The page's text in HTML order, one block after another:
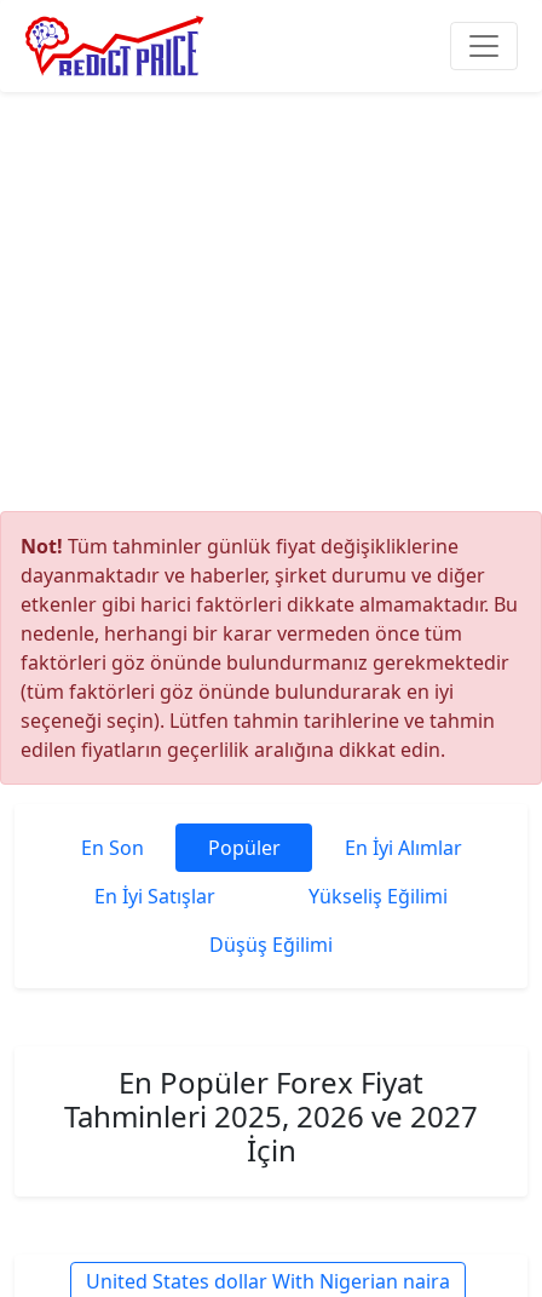
Not! Tüm tahminler günlük fiyat değişikliklerine
dayanmaktadır ve haberler, şirket durumu ve diğer
etkenler gibi harici faktörleri dikkate almamaktadır. Bu
nedenle, herhangi bir karar vermeden önce tüm
faktörleri göz önünde bulundurmanız gerekmektedir
(tüm faktörleri göz önünde bulundurarak en iyi
seçeneği seçin). Lütfen tahmin tarihlerine ve tahmin
edilen fiyatların geçerlilik aralığına dikkat edin.
En Son Popüler
En İyi Alımlar
En İyi Satışlar
Yükseliş Eğilimi
Düşüş Eğilimi
En Popüler Forex Fiyat
Tahminleri 2025, 2026 ve 2027
İçin
United States dollar With Nigerian naira